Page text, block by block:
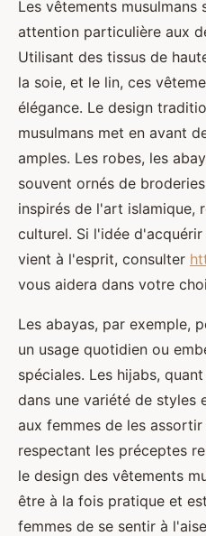
Les vêtements musulmans
attention particulière aux
Utilisant des tissus de
la soie, et le lin, ces
élégance. Le design
musulmans met en avant
amples. Les robes, les
souvent ornés de
inspirés de l'art islamique,
culturel. Si l'idée
vient à l'esprit, consulter
vous aidera dans votre
Les abayas, par exemple,
un usage quotidien ou
spéciales. Les hijabs,
dans une variété de styles
aux femmes de les
respectant les préceptes
le design des vêtements
être à la fois pratique et
femmes de se sentir à